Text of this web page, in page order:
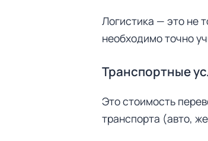
Логистика — это не
необходимо точно
Транспортные
Это стоимость
транспорта (авто,